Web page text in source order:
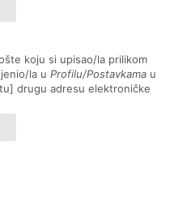
koju si upisao/la prilikom
la u Profilu/Postavkama u
drugu adresu elektroničke